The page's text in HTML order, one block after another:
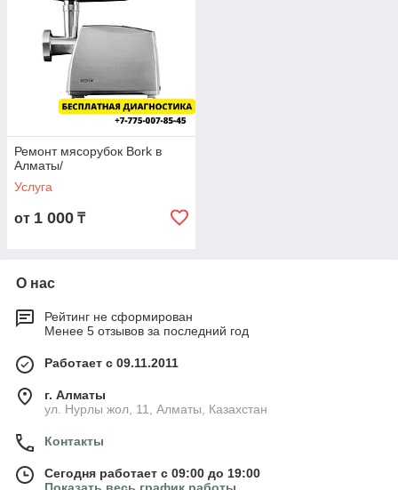
Ремонт мясорубок Bork в
Алматы/
Услуга
от 1 000 ₸
О нас
Рейтинг не сформирован
Менее 5 отзывов за последний год
Работает с 09.11.2011
г. Алматы
ул. Нурлы жол, 11, Алматы, Казахстан
Контакты
Сегодня работает с 09:00 до 19:00